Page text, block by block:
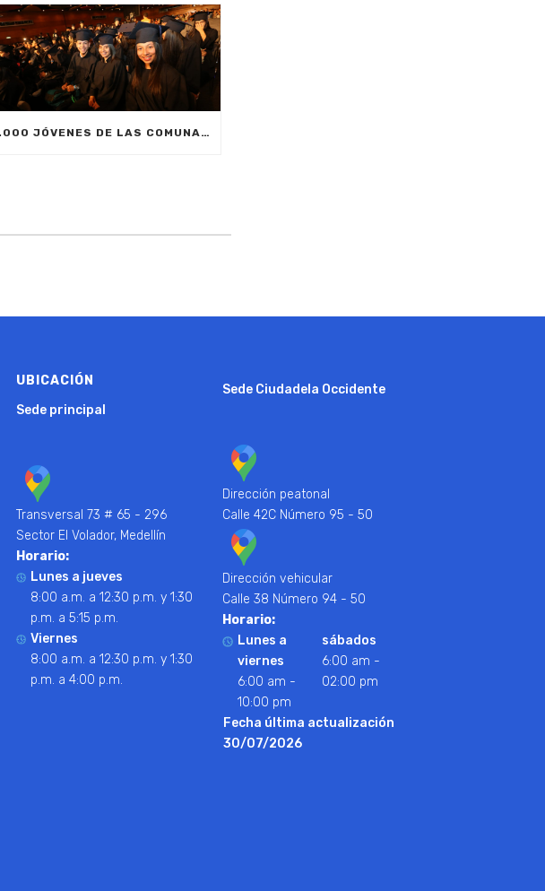
2.000 JÓVENES DE LAS COMUNAS DE MEDELLÍN ESTÁN LISTOS PARA INICIAR SU EDUCACIÓN SUPERIOR
UBICACIÓN
Sede principal
Transversal 73 # 65 - 296
Sector El Volador, Medellín
Horario:
Lunes a jueves
8:00 a.m. a 12:30 p.m. y 1:30
p.m. a 5:15 p.m.
Viernes
8:00 a.m. a 12:30 p.m. y 1:30
p.m. a 4:00 p.m.
Sede Ciudadela Occidente
Dirección peatonal
Calle 42C Número 95 - 50
Dirección vehicular
Calle 38 Número 94 - 50
Horario:
Lunes a
viernes
6:00 am -
10:00 pm
sábados
6:00 am -
02:00 pm
Fecha última actualización
30/07/2026